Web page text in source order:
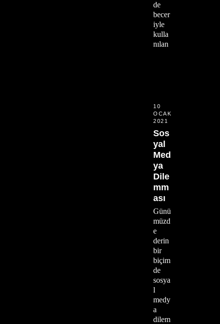
de
becer
iyle
kulla
nılan
10
OCAK
2021
Sos
yal
Med
ya
Dile
mm
ası
Günü
müzd
e
derin
bir
biçim
de
sosya
l
medy
a
dilem